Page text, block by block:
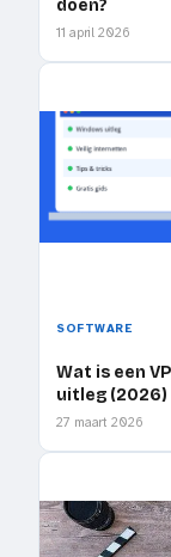
doen?
11 april 2026
SOFTWARE
Wat is een
uitleg (2026)
27 maart 2026